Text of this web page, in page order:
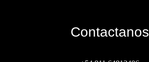
Contactanos